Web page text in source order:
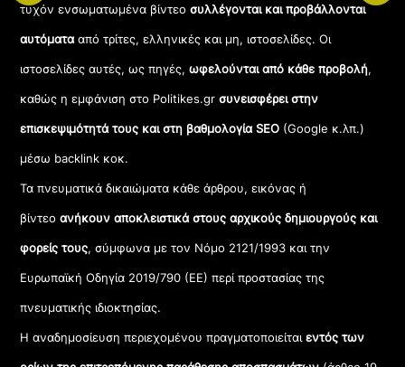
τυχόν ενσωματωμένα βίντεοσυλλέγονται και προβάλλονται
αυτόματααπό τρίτες, ελληνικές και μη, ιστοσελίδες. Οι
ιστοσελίδες αυτές, ως πηγές,ωφελούνται από κάθε προβολή,
καθώς η εμφάνιση στο Politikes.gr συνεισφέρει στην
επισκεψιμότητά τους και στη βαθμολογία SEO (Google κ.λπ.)
μέσω backlink κοκ.
Τα πνευματικά δικαιώματα κάθε άρθρου, εικόνας ή
βίντεοανήκουν αποκλειστικά στους αρχικούς δημιουργούς και
φορείς τους, σύμφωνα με τον Νόμο 2121/1993 και την
Ευρωπαϊκή Οδηγία 2019/790 (ΕΕ) περί προστασίας της
πνευματικής ιδιοκτησίας.
Η αναδημοσίευση περιεχομένου πραγματοποιείταιεντός των